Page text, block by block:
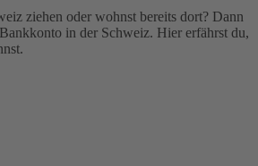
ziehen oder wohnst bereits dort? Dann
in der Schweiz. Hier erfährst du,